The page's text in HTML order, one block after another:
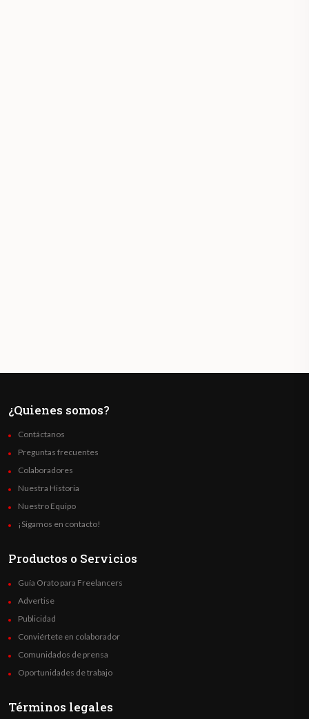
¿Quienes somos?
Contáctanos
Preguntas frecuentes
Colaboradores
Nuestra Historia
Nuestro Equipo
¡Sigamos en contacto!
Productos o Servicios
Guía Orato para Freelancers
Advertise
Publicidad
Conviértete en colaborador
Comunidados de prensa
Oportunidades de trabajo
Términos legales